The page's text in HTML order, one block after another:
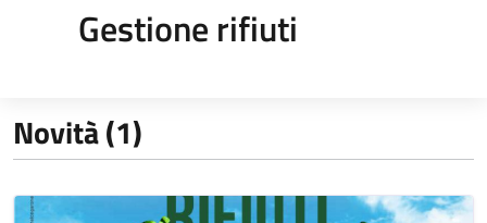
Gestione rifiuti
Novità (1)